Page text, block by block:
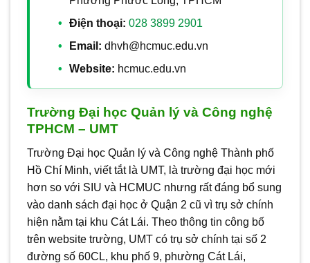
Điện thoại: 028 3899 2901
Email: dhvh@hcmuc.edu.vn
Website: hcmuc.edu.vn
Trường Đại học Quản lý và Công nghệ
TPHCM – UMT
Trường Đại học Quản lý và Công nghệ Thành phố
Hồ Chí Minh, viết tắt là UMT, là trường đại học mới
hơn so với SIU và HCMUC nhưng rất đáng bổ sung
vào danh sách đại học ở Quận 2 cũ vì trụ sở chính
hiện nằm tại khu Cát Lái. Theo thông tin công bố
trên website trường, UMT có trụ sở chính tại số 2
đường số 60CL, khu phố 9, phường Cát Lái,